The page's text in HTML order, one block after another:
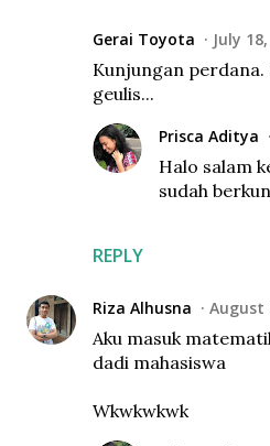
Gerai Toyota July
Kunjungan perdana.
geulis...
REPLY
Prisca Aditya
Halo salam
sudah
Riza Alhusna August
Aku masuk
dadi mahasiswa
Wkwkwkwk